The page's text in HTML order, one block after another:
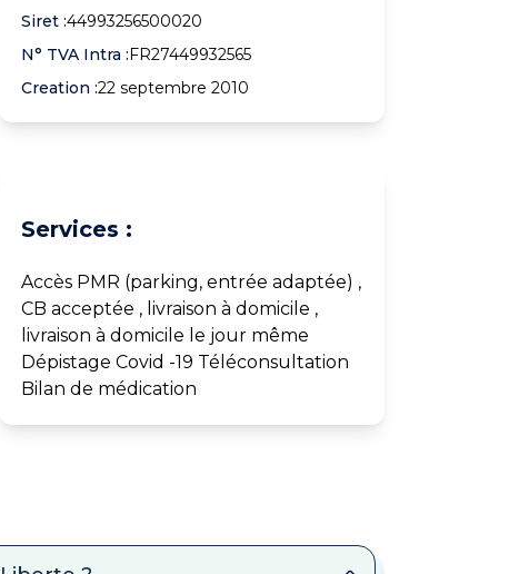
Siret :44993256500020
N° TVA Intra :FR27449932565
Creation :22 septembre 2010
Services :
Accès PMR (parking, entrée adaptée) ,
CB acceptée , livraison à domicile ,
livraison à domicile le jour même
Dépistage Covid -19 Téléconsultation
Bilan de médication